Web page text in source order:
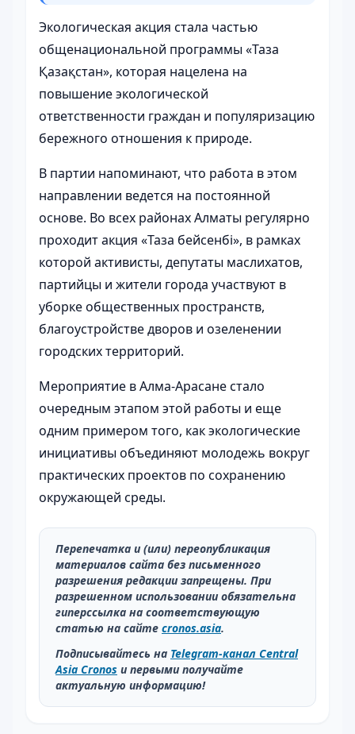
Экологическая акция стала частью
общенациональной программы «Таза
Қазақстан», которая нацелена на
повышение экологической
ответственности граждан и популяризацию
бережного отношения к природе.
В партии напоминают, что работа в этом
направлении ведется на постоянной
основе. Во всех районах Алматы регулярно
проходит акция «Таза бейсенбі», в рамках
которой активисты, депутаты маслихатов,
партийцы и жители города участвуют в
уборке общественных пространств,
благоустройстве дворов и озеленении
городских территорий.
Мероприятие в Алма-Арасане стало
очередным этапом этой работы и еще
одним примером того, как экологические
инициативы объединяют молодежь вокруг
практических проектов по сохранению
окружающей среды.
Перепечатка и (или) переопубликация
материалов сайта без письменного
разрешения редакции запрещены. При
разрешенном использовании обязательна
гиперссылка на соответствующую
статью на сайте cronos.asia.
Подписывайтесь на Telegram-канал Central
Asia Cronos и первыми получайте
актуальную информацию!